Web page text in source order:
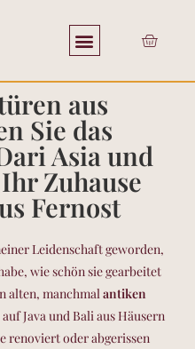
aus
Sie das
Asia und
Zuhause
Fernost
Leidenschaft geworden,
wie schön sie gearbeitet
alten, manchmalantiken
Java und Bali aus Häusern
renoviert oder abgerissen